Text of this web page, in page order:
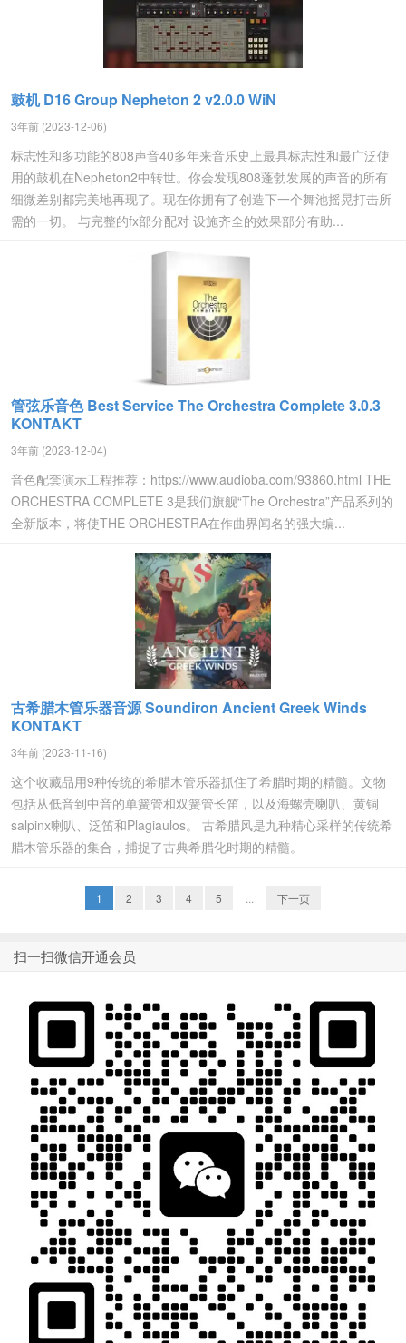
鼓机 D16 Group Nepheton 2 v2.0.0 WiN
3年前 (2023-12-06)
标志性和多功能的808声音40多年来音乐史上最具标志性和最广泛使
用的鼓机在Nepheton2中转世。你会发现808蓬勃发展的声音的所有
细微差别都完美地再现了。现在你拥有了创造下一个舞池摇晃打击所
需的一切。 与完整的fx部分配对 设施齐全的效果部分有助...
管弦乐音色 Best Service The Orchestra Complete 3.0.3
KONTAKT
3年前 (2023-12-04)
音色配套演示工程推荐：https://www.audioba.com/93860.html THE
ORCHESTRA COMPLETE 3是我们旗舰“The Orchestra”产品系列的
全新版本，将使THE ORCHESTRA在作曲界闻名的强大编...
古希腊木管乐器音源 Soundiron Ancient Greek Winds
KONTAKT
3年前 (2023-11-16)
这个收藏品用9种传统的希腊木管乐器抓住了希腊时期的精髓。文物
包括从低音到中音的单簧管和双簧管长笛，以及海螺壳喇叭、黄铜
salpinx喇叭、泛笛和Plagiaulos。 古希腊风是九种精心采样的传统希
腊木管乐器的集合，捕捉了古典希腊化时期的精髓。
1 2 3 4 5 下一页
扫一扫微信开通会员